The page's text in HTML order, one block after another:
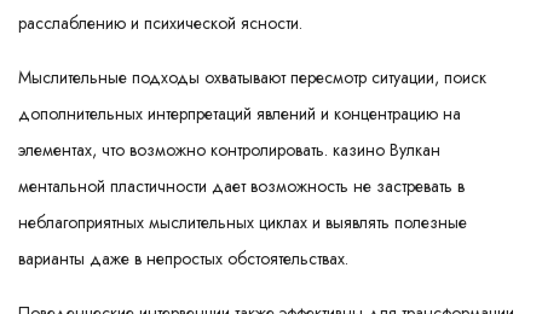
расслаблению и психической ясности.
Мыслительные подходы охватывают пересмотр ситуации, поиск
дополнительных интерпретаций явлений и концентрацию на
элементах, что возможно контролировать. казино Вулкан
ментальной пластичности дает возможность не застревать в
неблагоприятных мыслительных циклах и выявлять полезные
варианты даже в непростых обстоятельствах.